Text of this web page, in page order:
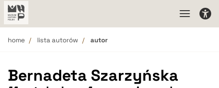
home lista autorów autor
Bernadeta Szarzyńska